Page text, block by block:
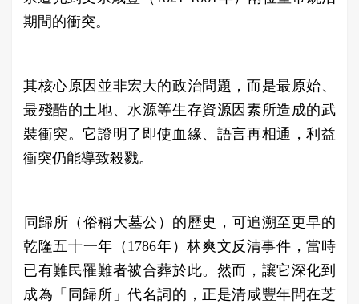
期間的衝突。
其核心原因並非宏大的政治問題，而是最原始、
最殘酷的土地、水源等生存資源因素所造成的武
裝衝突。它證明了即使血緣、語言再相通，利益
衝突仍能導致殺戮。
​同歸所（俗稱大墓公）的歷史，可追溯至更早的
乾隆五十一年（1786年）林爽文反清事件，當時
已有難民罹難者被合葬於此。然而，讓它深化到
成為「同歸所」代名詞的，正是清咸豐年間在芝